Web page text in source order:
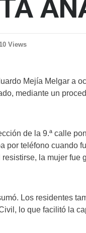
Views
Mejía Melgar a
mediante un
de la 9.ª calle
por teléfono cuando
la mujer fue
Los residentes
lo que facilitó la